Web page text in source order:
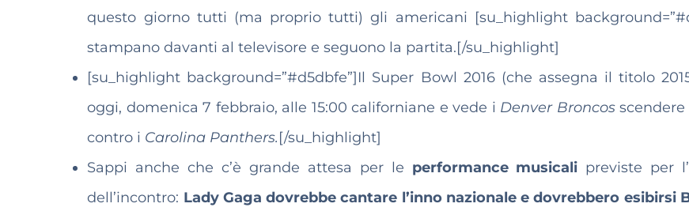
questo giorno tutti (ma proprio tutti) gli americani [su_highlight
stampano davanti al televisore e seguono la partita.[/su_highlight]
[su_highlight background=”#d5dbfe”]Il Super Bowl 2016 (che assegna il titolo
oggi, domenica 7 febbraio, alle 15:00 californiane e vede i Denver Broncosscendere
contro i Carolina Panthers.[/su_highlight]
Sappi anche che c’è grande attesa per le performance musicali previste per
dell’incontro: Lady Gaga dovrebbe cantare l’inno nazionale e dovrebbero esibirsi